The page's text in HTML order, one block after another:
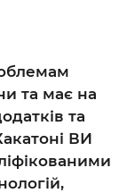
та має на
та
ВИ